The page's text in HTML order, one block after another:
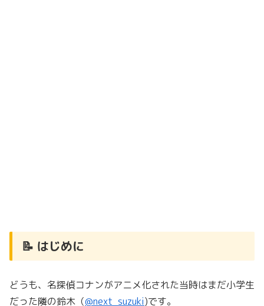
📝 はじめに
どうも、名探偵コナンがアニメ化された当時はまだ小学生
だった隣の鈴木（@next_suzuki)です。